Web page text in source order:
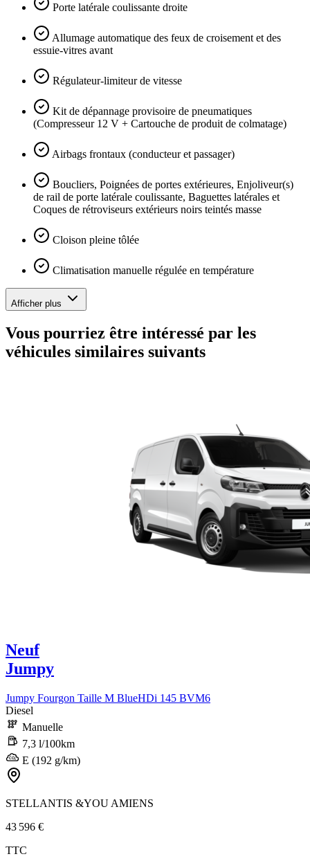
Porte latérale coulissante droite
Allumage automatique des feux de croisement et des
essuie-vitres avant
Régulateur-limiteur de vitesse
Kit de dépannage provisoire de pneumatiques
(Compresseur 12 V + Cartouche de produit de colmatage)
Airbags frontaux (conducteur et passager)
Boucliers, Poignées de portes extérieures, Enjoliveur(s)
de rail de porte latérale coulissante, Baguettes latérales et
Coques de rétroviseurs extérieurs noirs teintés masse
Cloison pleine tôlée
Climatisation manuelle régulée en température
Afficher plus
Vous pourriez être intéressé par les
véhicules similaires suivants
Neuf
Jumpy
Jumpy Fourgon Taille M BlueHDi 145 BVM6
Diesel
Manuelle
7,3 l/100km
E (192 g/km)
STELLANTIS &YOU AMIENS
43 596 €
TTC